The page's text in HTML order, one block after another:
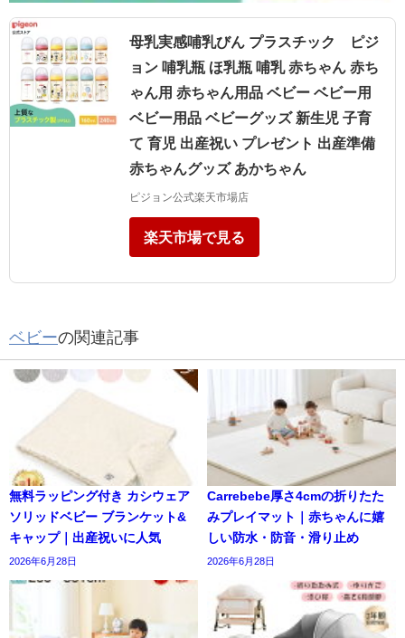
母乳実感哺乳びん プラスチック ピジ
ョン 哺乳瓶 ほ乳瓶 哺乳 赤ちゃん 赤ち
ゃん用 赤ちゃん用品 ベビー ベビー用
ベビー用品 ベビーグッズ 新生児 子育
て 育児 出産祝い プレゼント 出産準備
赤ちゃんグッズ あかちゃん
ピジョン公式楽天市場店
楽天市場で見る
ベビーの関連記事
無料ラッピング付き カシウェア
ソリッドベビー ブランケット&
キャップ｜出産祝いに人気
2026年6月28日
Carrebebe厚さ4cmの折りたた
みプレイマット｜赤ちゃんに嬉
しい防水・防音・滑り止め
2026年6月28日